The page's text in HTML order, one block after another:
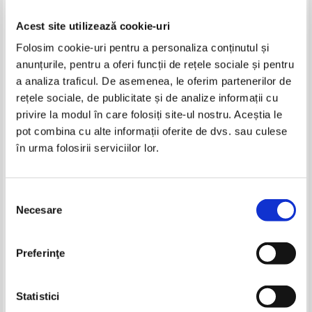
Acest site utilizează cookie-uri
Folosim cookie-uri pentru a personaliza conținutul și
anunțurile, pentru a oferi funcții de rețele sociale și pentru
a analiza traficul. De asemenea, le oferim partenerilor de
rețele sociale, de publicitate și de analize informații cu
privire la modul în care folosiți site-ul nostru. Aceștia le
pot combina cu alte informații oferite de dvs. sau culese
în urma folosirii serviciilor lor.
consimțământului
Necesare
Preferinţe
Statistici
Ioan Matei - Romanii din
IN STOC
Adaugă în coș
Nicolae Barna - Prozastice
Adaugă în coș
-60%